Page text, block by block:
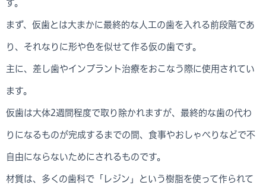
す。
まず、仮歯とは大まかに最終的な人工の歯を入れる前段階であ
り、それなりに形や色を似せて作る仮の歯です。
主に、差し歯やインプラント治療をおこなう際に使用されてい
ます。
仮歯は大体2週間程度で取り除かれますが、最終的な歯の代わ
りになるものが完成するまでの間、食事やおしゃべりなどで不
自由にならないためにされるものです。
材質は、多くの歯科で「レジン」という樹脂を使って作られて